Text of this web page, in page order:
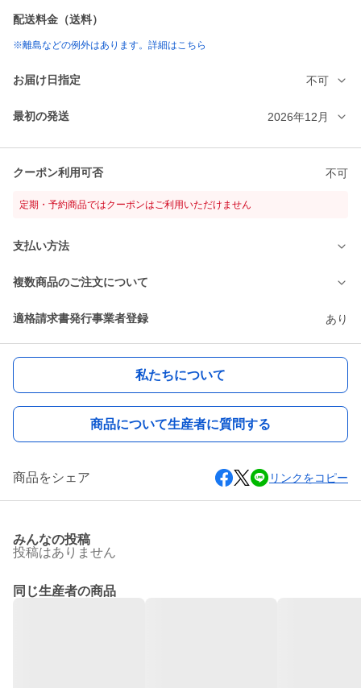
配送料金（送料）
※離島などの例外はあります。詳細はこちら
お届け日指定 不可
最初の発送 2026年12月
クーポン利用可否 不可
定期・予約商品ではクーポンはご利用いただけません
支払い方法
複数商品のご注文について
適格請求書発行事業者登録 あり
私たちについて
商品について生産者に質問する
商品をシェア リンクをコピー
みんなの投稿
投稿はありません
同じ生産者の商品